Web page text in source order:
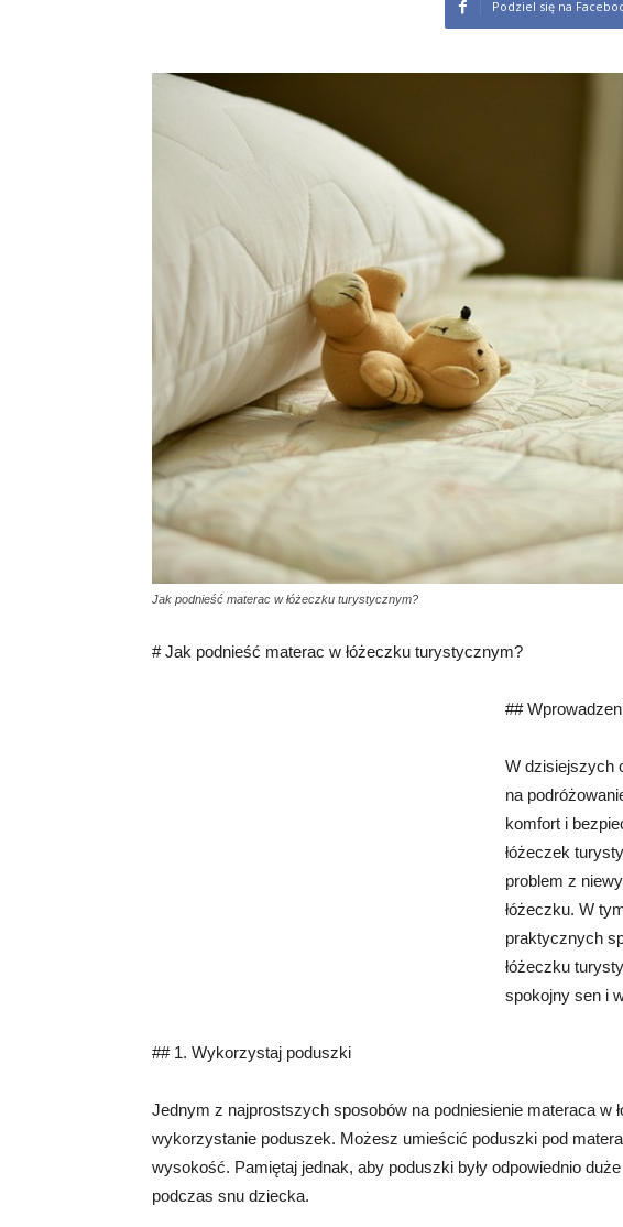
Podziel się na
Jak podnieść materac w łóżeczku turystycznym?
# Jak podnieść materac w łóżeczku turystycznym?
##
W dzisiejszych
na
komfort i
łóżeczek
problem z
łóżeczku. W
praktycznych
łóżeczku
spokojny sen i
## 1. Wykorzystaj poduszki
Jednym z najprostszych sposobów na podniesienie materaca w
wykorzystanie poduszek. Możesz umieścić poduszki pod
wysokość. Pamiętaj jednak, aby poduszki były odpowiednio
podczas snu dziecka.